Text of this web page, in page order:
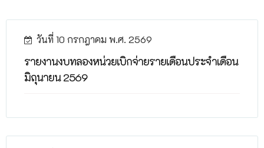
วันที่ 10 กรกฎาคม พ.ศ. 2569
รายงานงบทลองหน่วยเบิกจ่ายรายเดือนประจำเดือน
มิถุนายน 2569